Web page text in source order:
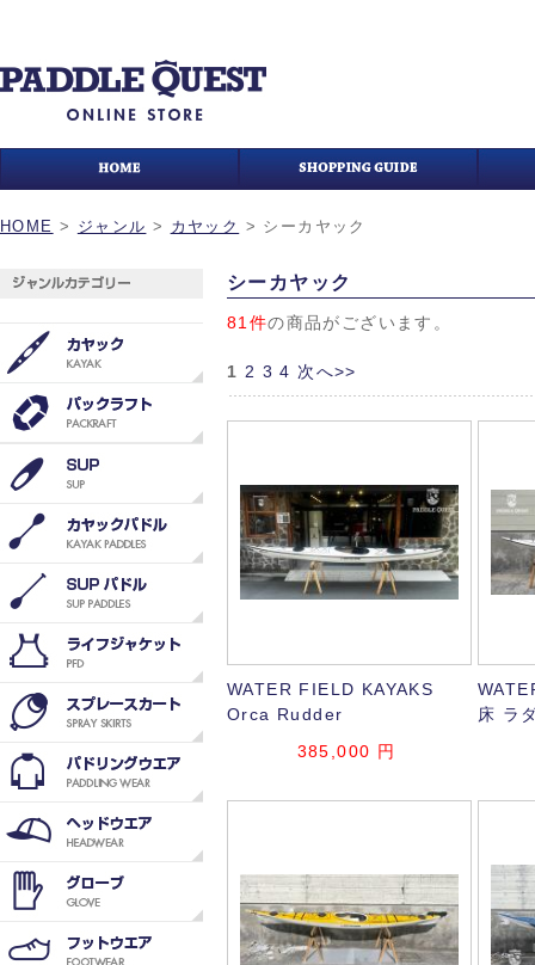
HOME > ジャンル > カヤック > シーカヤック
シーカヤック
81件の商品がございます。
1 2 3 4 次へ>>
WATER FIELD KAYAKS
Orca Rudder
385,000 円
床 ラ